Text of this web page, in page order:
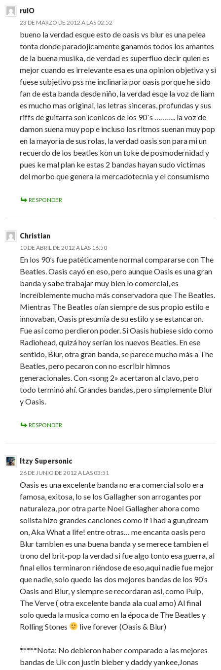
rulO
23 DE MARZO DE 2012 A LAS 02:52
bueno la verdad esque esto de oasis vs blur es una pelea
tonta donde paradojicamente ganamos todos los amantes
de la buena musika, de verdad es superfluo decir quien es
mejor cuando es irrelevante esa es una opinion objetiva y si
fuese subjetivo pss me inclinaria por oasis porque he sido
fan de esta banda desde niño, la verdad esqe la voz de liam
es mucho mas original, las letras sinceras, profundas y sus
riffs de guitarra son iconicos de los 90´s ……….. la voz de
damon suena muy pop e incluso los ritmos suenan muy pop
en la mayoria de sus rolas, la verdad oasis son para mi un
recuerdo de los beatles kon un toke de posmodernidad y
pues ke mal plan ke estas 2 bandas hayan sudo victimas
del morbo que genera la mercadotecnia y el consumismo
RESPONDER
Christian
10 DE ABRIL DE 2012 A LAS 16:50
En los 90’s fue patéticamente normal compararse con The
Beatles. Oasis cayó en eso, pero aunque Oasis es una gran
banda y sabe trabajar muy bien lo comercial, es
increíblemente mucho más conservadora que The Beatles.
Mientras The Beatles oían siempre de sus propio estilo e
innovaban, Oasis presumía de su estilo y se estancaron.
Fue así como perdieron poder. Si Oasis hubiese sido como
Radiohead, quizá hoy serían los nuevos Beatles. En ese
sentido, Blur, otra gran banda, se parece mucho más a The
Beatles, pero pecaron con no escribir himnos
generacionales. Con «song 2» acertaron al clavo, pero
todo terminó ahí. Grandes bandas, pero simplemente Blur
y Oasis.
RESPONDER
Itzy Supersonic
26 DE JUNIO DE 2012 A LAS 03:51
Oasis es una excelente banda no era comercial solo era
famosa, exitosa, lo se los Gallagher son arrogantes por
naturaleza, por otra parte Noel Gallagher ahora como
solista hizo grandes canciones como if i had a gun,dream
on, Aka What a life! entre otras… me encanta oasis pero
Blur tambien es una buena banda y se merece tambien el
trono del brit-pop la verdad si fue algo tonto esa guerra, al
final ellos terminaron riéndose de eso,aqui nadie fue mejor
que nadie, solo quedo las dos mejores bandas de los 90’s
Oasis and Blur, y siempre se recordaran asi, como Pulp,
The Verve ( otra excelente banda ala cual amo) Al final
solo queda la musica como en la época de The Beatles y
Rolling Stones
live forever (Oasis & Blur)
*****Nota: No debieron haber comparado a las mejores
bandas de Uk con justin bieber y daddy yankee,Jonas